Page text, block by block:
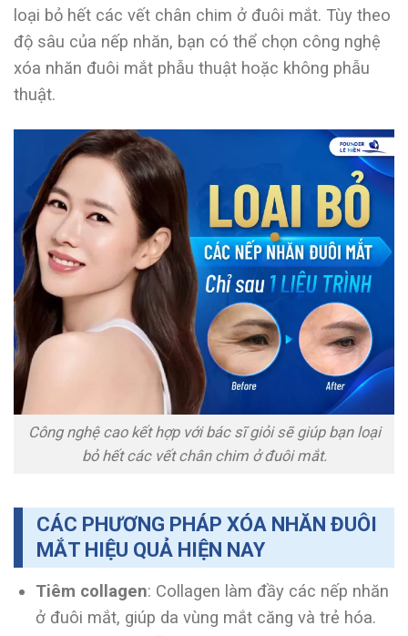
loại bỏ hết các vết chân chim ở đuôi mắt. Tùy theo
độ sâu của nếp nhăn, bạn có thể chọn công nghệ
xóa nhăn đuôi mắt phẫu thuật hoặc không phẫu
thuật.
Công nghệ cao kết hợp với bác sĩ giỏi sẽ giúp bạn loại
bỏ hết các vết chân chim ở đuôi mắt.
CÁC PHƯƠNG PHÁP XÓA NHĂN ĐUÔI
MẮT HIỆU QUẢ HIỆN NAY
Tiêm collagen: Collagen làm đầy các nếp nhăn
ở đuôi mắt, giúp da vùng mắt căng và trẻ hóa.